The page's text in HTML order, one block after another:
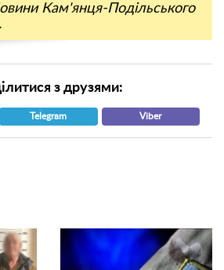
Кам'янця-Подільського
з друзями:
Telegram Viber